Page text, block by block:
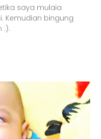
saya mulaia
Kemudian bingung
:).